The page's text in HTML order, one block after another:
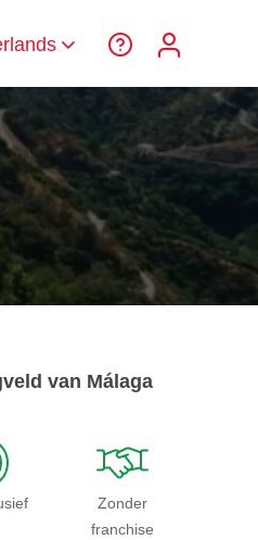
van Málaga
Zonder
franchise